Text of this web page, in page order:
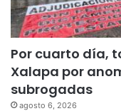
Por cuarto día,
Xalapa por
subrogadas
agosto 6, 2026